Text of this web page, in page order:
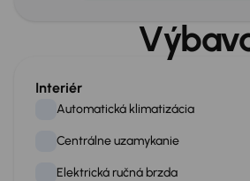
Interiér
Automatická klimatizácia
Centrálne uzamykanie
Elektrická ručná brzda